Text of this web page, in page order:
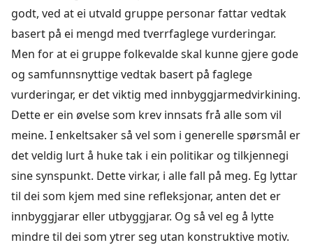
godt, ved at ei utvald gruppe personar fattar vedtak
basert på ei mengd med tverrfaglege vurderingar.
Men for at ei gruppe folkevalde skal kunne gjere gode
og samfunnsnyttige vedtak basert på faglege
vurderingar, er det viktig med innbyggjarmedvirkining.
Dette er ein øvelse som krev innsats frå alle som vil
meine. I enkeltsaker så vel som i generelle spørsmål er
det veldig lurt å huke tak i ein politikar og tilkjennegi
sine synspunkt. Dette virkar, i alle fall på meg. Eg lyttar
til dei som kjem med sine refleksjonar, anten det er
innbyggjarar eller utbyggjarar. Og så vel eg å lytte
mindre til dei som ytrer seg utan konstruktive motiv.